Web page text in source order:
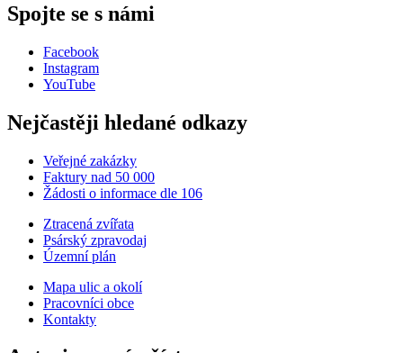
Spojte se s námi
Facebook
Instagram
YouTube
Nejčastěji hledané odkazy
Veřejné zakázky
Faktury nad 50 000
Žádosti o informace dle 106
Ztracená zvířata
Psárský zpravodaj
Územní plán
Mapa ulic a okolí
Pracovníci obce
Kontakty